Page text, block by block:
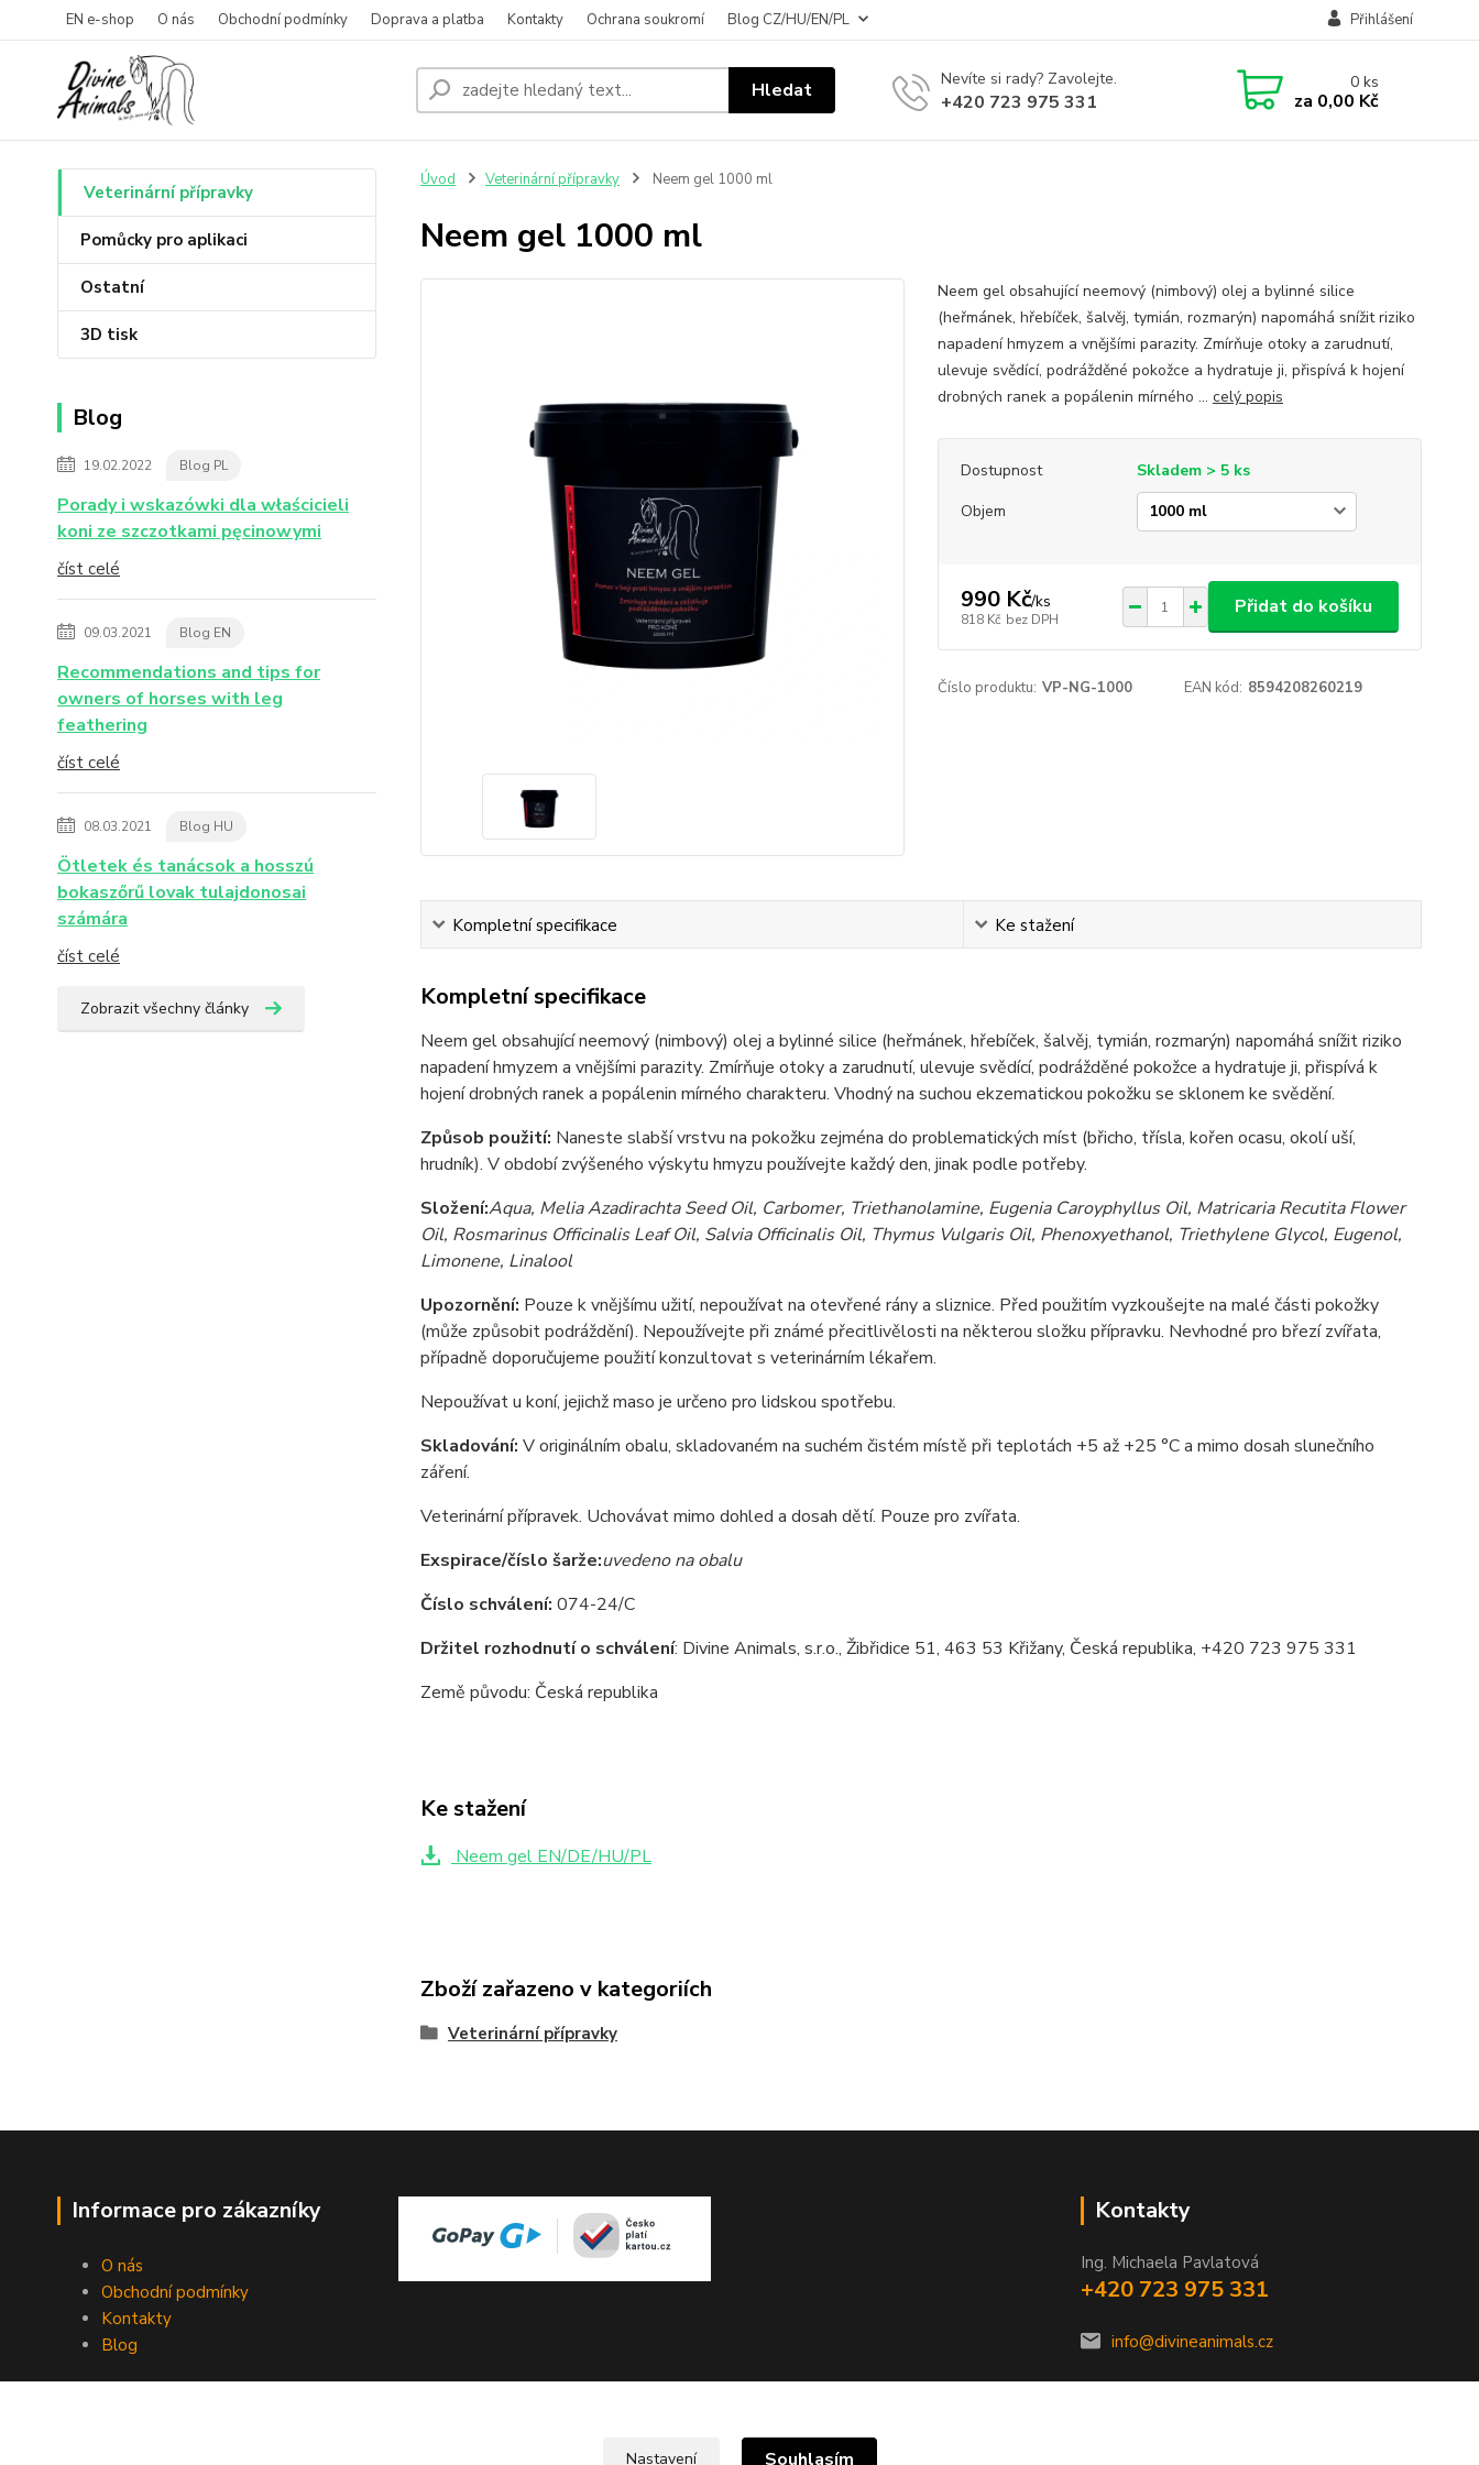
EN e-shop O nás Obchodní podmínky Doprava a platba Kontakty Ochrana soukromí Blog CZ/HU/EN/PL Přihlášení
Hledat Nevíte si rady? Zavolejte.
+420 723 975 331
0ks
za 0,00 Kč
Veterinární přípravky
Pomůcky pro aplikaci
Ostatní
3D tisk
Blog
19.02.2022 Blog PL
Porady i wskazówki dla właścicieli
koni ze szczotkami pęcinowymi
číst celé
09.03.2021 Blog EN
Recommendations and tips for
owners of horses with leg
feathering
číst celé
08.03.2021 Blog HU
Ötletek és tanácsok a hosszú
bokaszőrű lovak tulajdonosai
számára
číst celé
Zobrazit všechny články
Úvod Veterinární přípravky Neem gel 1000 ml
Neem gel 1000 ml
Neem gel obsahující neemový (nimbový) olej a bylinné silice
(heřmánek, hřebíček, šalvěj, tymián, rozmarýn) napomáhá snížit riziko
napadení hmyzem a vnějšími parazity. Zmírňuje otoky a zarudnutí,
ulevuje svědící, podrážděné pokožce a hydratuje ji, přispívá k hojení
drobných ranek a popálenin mírného ... celý popis
Dostupnost
Skladem > 5 ks
Objem
990 Kč/ks
818 Kč bez DPH
Přidat do košíku
Číslo produktu: VP-NG-1000 EAN kód: 8594208260219
Kompletní specifikace Ke stažení
Kompletní specifikace
Neem gel obsahující neemový (nimbový) olej a bylinné silice (heřmánek, hřebíček, šalvěj, tymián, rozmarýn) napomáhá snížit riziko
napadení hmyzem a vnějšími parazity. Zmírňuje otoky a zarudnutí, ulevuje svědící, podrážděné pokožce a hydratuje ji, přispívá k
hojení drobných ranek a popálenin mírného charakteru. Vhodný na suchou ekzematickou pokožku se sklonem ke svědění.
Způsob použití: Naneste slabší vrstvu na pokožku zejména do problematických míst (břicho, třísla, kořen ocasu, okolí uší,
hrudník). V období zvýšeného výskytu hmyzu používejte každý den, jinak podle potřeby.
Složení:Aqua, Melia Azadirachta Seed Oil, Carbomer, Triethanolamine, Eugenia Caroyphyllus Oil, Matricaria Recutita Flower
Oil, Rosmarinus Officinalis Leaf Oil, Salvia Officinalis Oil, Thymus Vulgaris Oil, Phenoxyethanol, Triethylene Glycol, Eugenol,
Limonene, Linalool
Upozornění: Pouze k vnějšímu užití, nepoužívat na otevřené rány a sliznice. Před použitím vyzkoušejte na malé části pokožky
(může způsobit podráždění). Nepoužívejte při známé přecitlivělosti na některou složku přípravku. Nevhodné pro březí zvířata,
případně doporučujeme použití konzultovat s veterinárním lékařem.
Nepoužívat u koní, jejichž maso je určeno pro lidskou spotřebu.
Skladování: V originálním obalu, skladovaném na suchém čistém místě při teplotách +5 až +25 °C a mimo dosah slunečního
záření.
Veterinární přípravek. Uchovávat mimo dohled a dosah dětí. Pouze pro zvířata.
Exspirace/číslo šarže:uvedeno na obalu
Číslo schválení: 074-24/C
Držitel rozhodnutí o schválení: Divine Animals, s.r.o., Žibřidice 51, 463 53 Křižany, Česká republika, +420 723 975 331
Země původu: Česká republika
Ke stažení
Neem gel EN/DE/HU/PL
Zboží zařazeno v kategoriích
Veterinární přípravky
Informace pro zákazníky
O nás
Obchodní podmínky
Kontakty
Blog
Kontakty
Ing. Michaela Pavlatová
+420 723 975 331
info@divineanimals.cz
Nastavení Souhlasím